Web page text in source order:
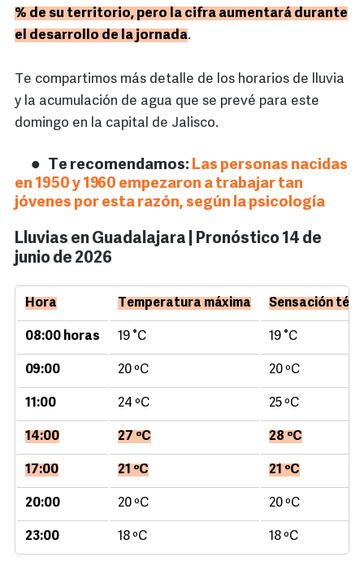
% de su territorio, pero la cifra aumentará durante
el desarrollo de la jornada.
Te compartimos más detalle de los horarios de lluvia
y la acumulación de agua que se prevé para este
domingo en la capital de Jalisco.
Te recomendamos: Las personas nacidas
en 1950 y 1960 empezaron a trabajar tan
jóvenes por esta razón, según la psicología
Lluvias en Guadalajara | Pronóstico 14 de
junio de 2026
Hora Temperatura máxima Sensación
08:00 horas 19 °C 19 °C
09:00 20 ºC 20 ºC
11:00 24 ºC 25 ºC
14:00 27 ºC 28 ºC
17:00 21 ºC 21 ºC
20:00 20 ºC 20 ºC
23:00 18 ºC 18 ºC